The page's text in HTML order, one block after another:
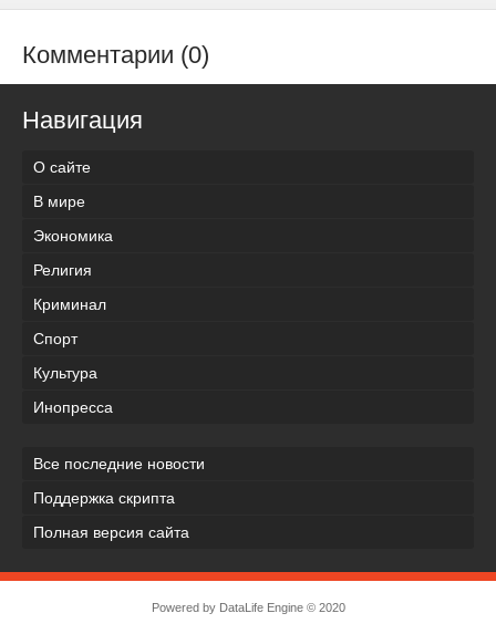
Комментарии (0)
Навигация
О сайте
В мире
Экономика
Религия
Криминал
Спорт
Культура
Инопресса
Все последние новости
Поддержка скрипта
Полная версия сайта
Powered by DataLife Engine© 2020